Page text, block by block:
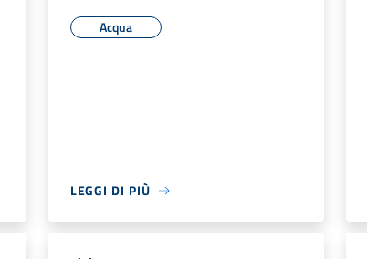
Acqua
LEGGI DI PIÙ